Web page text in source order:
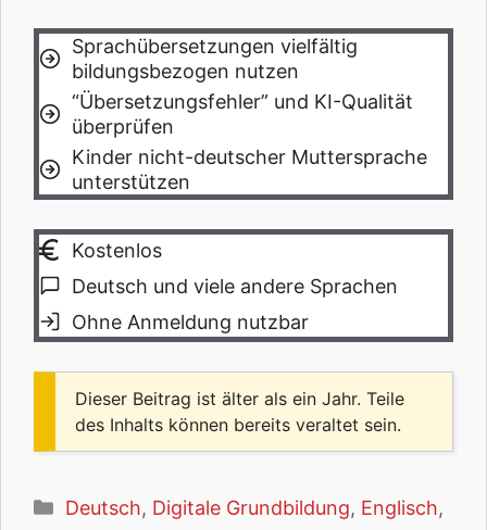
Sprachübersetzungen vielfältig
bildungsbezogen nutzen
“Übersetzungsfehler” und KI-Qualität
überprüfen
Kinder nicht-deutscher Muttersprache
unterstützen
Kostenlos
Deutsch und viele andere Sprachen
Ohne Anmeldung nutzbar
Dieser Beitrag ist älter als ein Jahr. Teile
des Inhalts können bereits veraltet sein.
Kategorien
Deutsch, Digitale Grundbildung, Englisch,